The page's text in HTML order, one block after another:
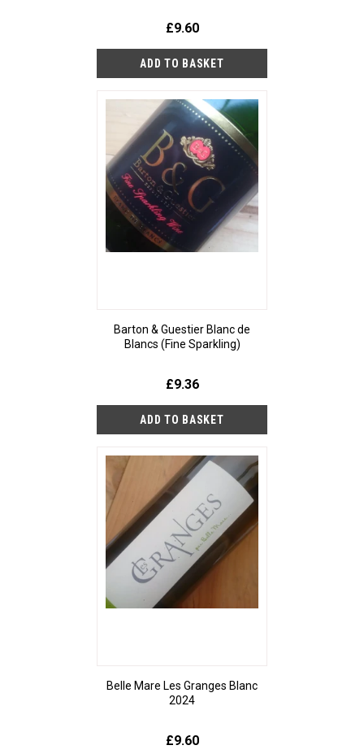
£9.60
Barton & Guestier Blanc de
Blancs (Fine Sparkling)
£9.36
Belle Mare Les Granges Blanc
2024
£9.60